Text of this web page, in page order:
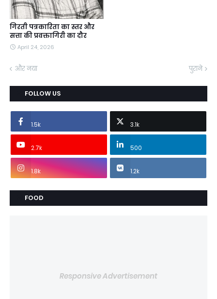
गिरती पत्रकारिता का स्तर और
सत्ता की प्रवक्तागिरी का दौर
April 24, 2026
और नया पुराने
FOLLOW US
1.5k 3.1k
2.7k 500
1.8k 1.2k
FOOD
Responsive Advertisement